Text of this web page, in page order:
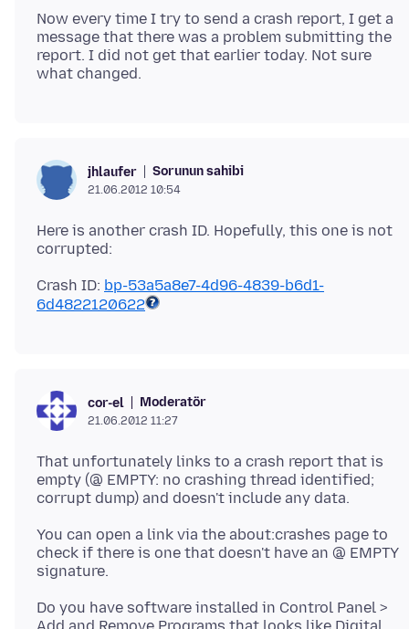
Now every time I try to send a crash report, I get a
message that there was a problem submitting the
report. I did not get that earlier today. Not sure
jhlaufer Sorunun sahibi
21.06.2012 10:54
Here is another crash ID. Hopefully, this one is not
Crash ID: bp-53a5a8e7-4d96-4839-b6d1-
6d4822120622
cor-el Moderatör
21.06.2012 11:27
That unfortunately links to a crash report that is
empty (@ EMPTY: no crashing thread identified;
You can open a link via the about:crashes page to
check if there is one that doesn't have an @ EMPTY
Do you have software installed in Control Panel >